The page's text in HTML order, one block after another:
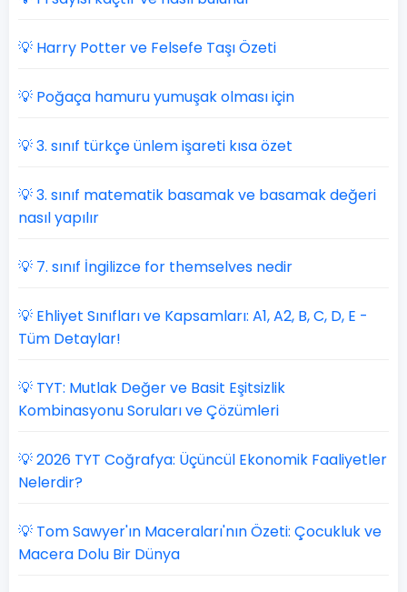
💡 Harry Potter ve Felsefe Taşı Özeti
💡 Poğaça hamuru yumuşak olması için
💡 3. sınıf türkçe ünlem işareti kısa özet
💡 3. sınıf matematik basamak ve basamak değeri
nasıl yapılır
💡 7. sınıf İngilizce for themselves nedir
💡 Ehliyet Sınıfları ve Kapsamları: A1, A2, B, C, D, E -
Tüm Detaylar!
💡 TYT: Mutlak Değer ve Basit Eşitsizlik
Kombinasyonu Soruları ve Çözümleri
💡 2026 TYT Coğrafya: Üçüncül Ekonomik Faaliyetler
Nelerdir?
💡 Tom Sawyer'ın Maceraları'nın Özeti: Çocukluk ve
Macera Dolu Bir Dünya